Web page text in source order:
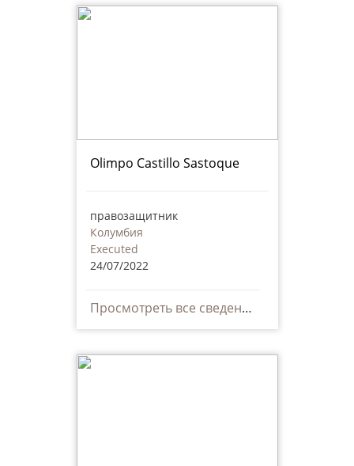
Olimpo Castillo Sastoque
правозащитник
Колумбия
Executed
24/07/2022
Просмотреть все сведения